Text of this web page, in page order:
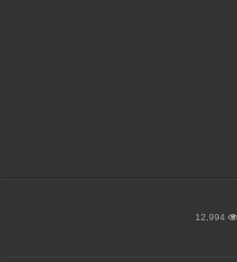
12,994